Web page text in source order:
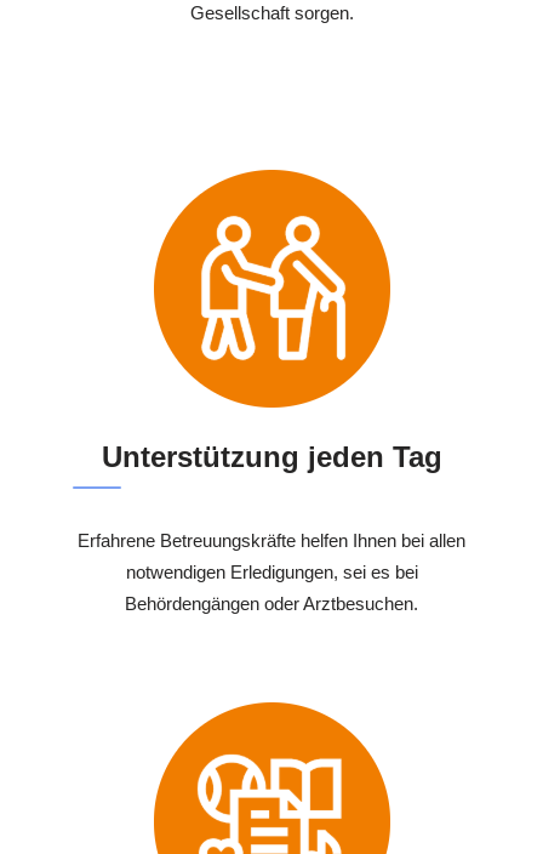
Gesellschaft sorgen.
Unterstützung jeden Tag
Erfahrene Betreuungskräfte helfen Ihnen bei allen
notwendigen Erledigungen, sei es bei
Behördengängen oder Arztbesuchen.